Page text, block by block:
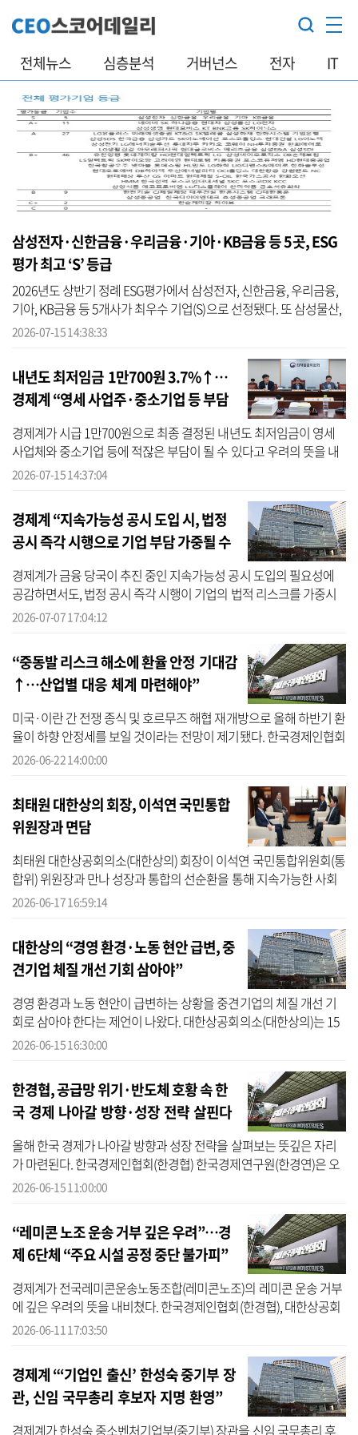
전체뉴스 심층분석 거버넌스 전자 IT
삼성전자·신한금융·우리금융·기아·KB금융 등 5곳, ESG
평가 최고 ‘S’ 등급
2026년도 상반기 정례 ESG평가에서 삼성전자, 신한금융, 우리금융,
기아, KB금융 등 5개사가 최우수 기업(S)으로 선정됐다. 또 삼성물산,
LG전자, KT, BNK금융, SK하이닉스 등 11개사는 우수기업(A+) 등급을
2026-07-15 14:38:33
내년도 최저임금 1만700원 3.7%↑…
경제계 “영세 사업주·중소기업 등 부담
가중”
경제계가 시급 1만700원으로 최종 결정된 내년도 최저임금이 영세
사업체와 중소기업 등에 적잖은 부담이 될 수 있다고 우려의 뜻을 내
비쳤다. 대한상공회의소(대한상의)는 15일 ‘2027년 적용 최저임금 결
2026-07-15 14:37:04
경제계 “지속가능성 공시 도입 시, 법정
공시 즉각 시행으로 기업 부담 가중될 수
도”
경제계가 금융 당국이 추진 중인 지속가능성 공시 도입의 필요성에
공감하면서도, 법정 공시 즉각 시행이 기업의 법적 리스크를 가중시
킬 수 있다는 점에 대해 우려의 뜻을 내비쳤다. 대한상공회의소(대한
2026-07-07 17:04:12
“중동발 리스크 해소에 환율 안정 기대감
↑…산업별 대응 체계 마련해야”
미국·이란 간 전쟁 종식 및 호르무즈 해협 재개방으로 올해 하반기 환
율이 하향 안정세를 보일 것이라는 전망이 제기됐다. 한국경제인협회
(한경협)는 22일 서울 여의도 FKI타워에서 ‘2026년 하반기 환율 전망
2026-06-22 14:00:00
최태원 대한상의 회장, 이석연 국민통합
위원장과 면담
최태원 대한상공회의소(대한상의) 회장이 이석연 국민통합위원회(통
합위) 위원장과 만나 성장과 통합의 선순환을 통해 지속가능한 사회
를 만들어 나가는 데 협력키로 했다. 최 회장은 17일 서울 중구 대한상
2026-06-17 16:59:14
대한상의 “경영 환경·노동 현안 급변, 중
견기업 체질 개선 기회 삼아야”
경영 환경과 노동 현안이 급변하는 상황을 중견기업의 체질 개선 기
회로 삼아야 한다는 제언이 나왔다. 대한상공회의소(대한상의)는 15
일 서울 중구 대한상의회관에서 ‘제31차 대한상의 중견기업위원
2026-06-15 16:30:00
한경협, 공급망 위기·반도체 호황 속 한
국 경제 나아갈 방향·성장 전략 살핀다
올해 한국 경제가 나아갈 방향과 성장 전략을 살펴보는 뜻깊은 자리
가 마련된다. 한국경제인협회(한경협) 한국경제연구원(한경연)은 오
는 25일 서울 여의도 FKI타워에서 ‘2026 한국 경제 전망, 기회와 리스
2026-06-15 11:00:00
“레미콘 노조 운송 거부 깊은 우려”…경
제 6단체 “주요 시설 공정 중단 불가피”
경제계가 전국레미콘운송노동조합(레미콘노조)의 레미콘 운송 거부
에 깊은 우려의 뜻을 내비쳤다. 한국경제인협회(한경협), 대한상공회
의소(대한상의), 한국경영자총협회(경총), 한국무역협회(무협), 중소
2026-06-11 17:03:50
경제계 “‘기업인 출신’ 한성숙 중기부 장
관, 신임 국무총리 후보자 지명 환영”
경제계가 한성숙 중소벤처기업부(중기부) 장관을 신임 국무총리 후